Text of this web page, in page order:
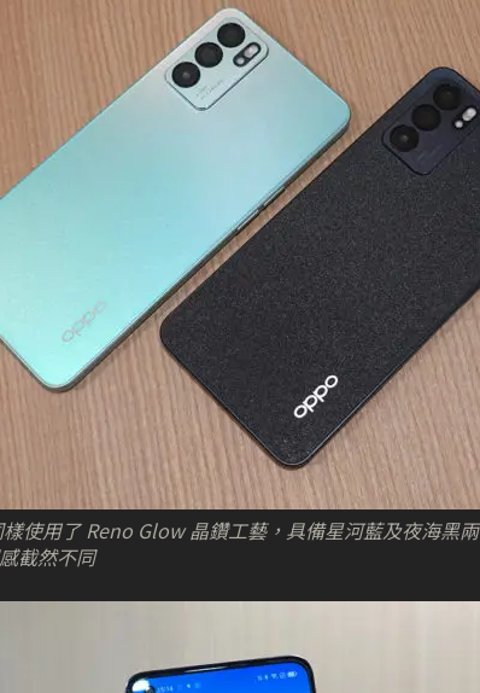
使用了 Reno Glow 晶鑽工藝，具備星河藍及夜海黑
截然不同